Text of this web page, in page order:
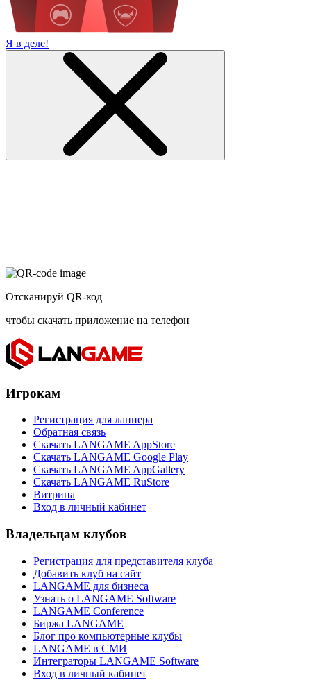
Я в деле!
Отсканируй QR-код
чтобы скачать приложение на телефон
Игрокам
Регистрация для ланнера
Обратная связь
Скачать LANGAME AppStore
Скачать LANGAME Google Play
Скачать LANGAME AppGallery
Скачать LANGAME RuStore
Витрина
Вход в личный кабинет
Владельцам клубов
Регистрация для представителя клуба
Добавить клуб на сайт
LANGAME для бизнеса
Узнать о LANGAME Software
LANGAME Conference
Биржа LANGAME
Блог про компьютерные клубы
LANGAME в СМИ
Интеграторы LANGAME Software
Вход в личный кабинет